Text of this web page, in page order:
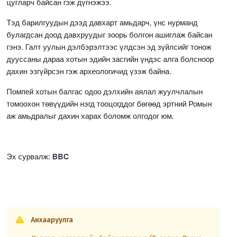
Тэд барилгуудын дээд давхарт амьдарч, үнс нурманд
булагдсан доод давхруудыг зоорь болгон ашиглаж байсан
гэнэ. Галт уулын дэлбэрэлтээс үлдсэн эд зүйлсийг тонож
дууссаны дараа хотын эдийн засгийн үндэс алга болсноор
дахин эзгүйрсэн гэж археологичид үзэж байна.
Помпей хотын балгас одоо дэлхийн аялал жуулчлалын
томоохон төвүүдийн нэгд тооцогддог бөгөөд эртний Ромын
аж амьдралыг дахин харах боломж олгодог юм.
Эх сурвалж: BBC
Анхааруулга